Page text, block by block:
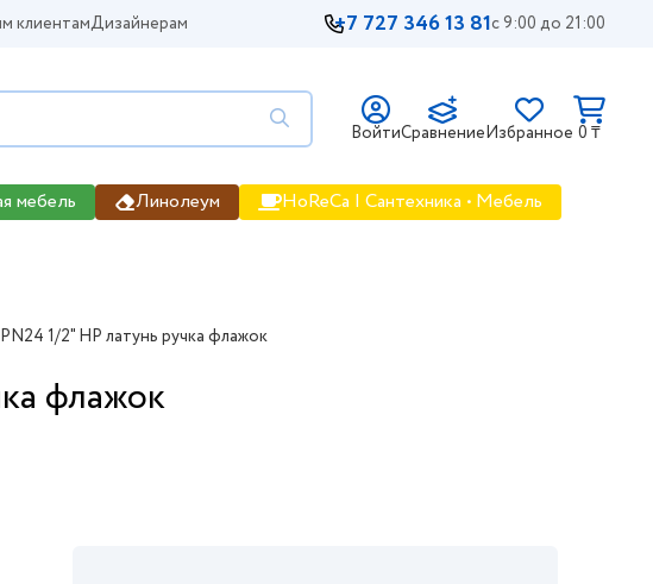
клиентамДизайнерам +7 727 346 13 81с 9:00 до 21:00
ВойтиСравнениеИзбранное 0 ₸
мебель Линолеум HoReCa | Сантехника • Мебель
1/2" НР латунь ручка флажок
флажок